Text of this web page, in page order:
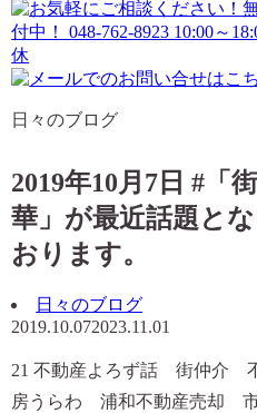
日々のブログ
2019年10月7日 #「
華」が最近話題と
おります。
日々のブログ
2019.10.072023.11.01
21 不動産よろず話 街仲介
房うらわ 浦和不動産売却